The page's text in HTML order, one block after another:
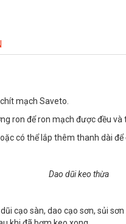
mạch Saveto.
ron để ron mạch được đều và
có thể lắp thêm thanh dài để
Dao dũi keo thừa
cạo sàn, dao cạo sơn, sủi